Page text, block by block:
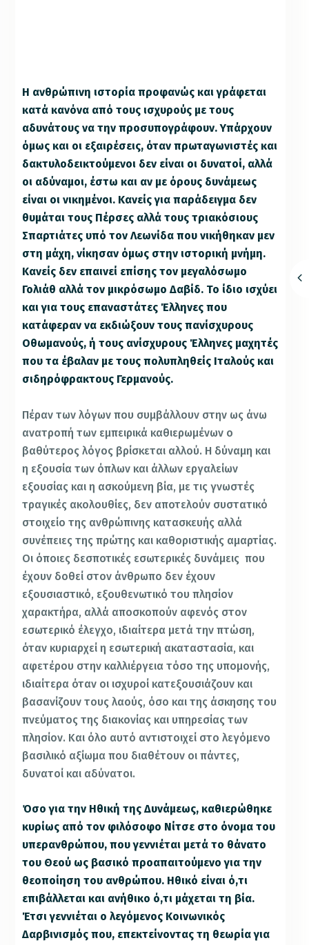
Η ανθρώπινη ιστορία προφανώς και γράφεται
κατά κανόνα από τους ισχυρούς με τους
αδυνάτους να την προσυπογράφουν. Υπάρχουν
όμως και οι εξαιρέσεις, όταν πρωταγωνιστές και
δακτυλοδεικτούμενοι δεν είναι οι δυνατοί, αλλά
οι αδύναμοι, έστω και αν με όρους δυνάμεως
είναι οι νικημένοι. Κανείς για παράδειγμα δεν
θυμάται τους Πέρσες αλλά τους τριακόσιους
Σπαρτιάτες υπό τον Λεωνίδα που νικήθηκαν μεν
στη μάχη, νίκησαν όμως στην ιστορική μνήμη.
Κανείς δεν επαινεί επίσης τον μεγαλόσωμο
Γολιάθ αλλά τον μικρόσωμο Δαβίδ. Το ίδιο ισχύει
και για τους επαναστάτες Έλληνες που
κατάφεραν να εκδιώξουν τους πανίσχυρους
Οθωμανούς, ή τους ανίσχυρους Έλληνες μαχητές
που τα έβαλαν με τους πολυπληθείς Ιταλούς και
σιδηρόφρακτους Γερμανούς.
Πέραν των λόγων που συμβάλλουν στην ως άνω
ανατροπή των εμπειρικά καθιερωμένων ο
βαθύτερος λόγος βρίσκεται αλλού. Η δύναμη και
η εξουσία των όπλων και άλλων εργαλείων
εξουσίας και η ασκούμενη βία, με τις γνωστές
τραγικές ακολουθίες, δεν αποτελούν συστατικό
στοιχείο της ανθρώπινης κατασκευής αλλά
συνέπειες της πρώτης και καθοριστικής αμαρτίας.
Οι όποιες δεσποτικές εσωτερικές δυνάμεις που
έχουν δοθεί στον άνθρωπο δεν έχουν
εξουσιαστικό, εξουθενωτικό του πλησίον
χαρακτήρα, αλλά αποσκοπούν αφενός στον
εσωτερικό έλεγχο, ιδιαίτερα μετά την πτώση,
όταν κυριαρχεί η εσωτερική ακαταστασία, και
αφετέρου στην καλλιέργεια τόσο της υπομονής,
ιδιαίτερα όταν οι ισχυροί κατεξουσιάζουν και
βασανίζουν τους λαούς, όσο και της άσκησης του
πνεύματος της διακονίας και υπηρεσίας των
πλησίον. Και όλο αυτό αντιστοιχεί στο λεγόμενο
βασιλικό αξίωμα που διαθέτουν οι πάντες,
δυνατοί και αδύνατοι.
Όσο για την Ηθική της Δυνάμεως, καθιερώθηκε
κυρίως από τον φιλόσοφο Νίτσε στο όνομα του
υπερανθρώπου, που γεννιέται μετά το θάνατο
του Θεού ως βασικό προαπαιτούμενο για την
θεοποίηση του ανθρώπου. Ηθικό είναι ό,τι
επιβάλλεται και ανήθικο ό,τι μάχεται τη βία.
Έτσι γεννιέται ο λεγόμενος Κοινωνικός
Δαρβινισμός που, επεκτείνοντας τη θεωρία για